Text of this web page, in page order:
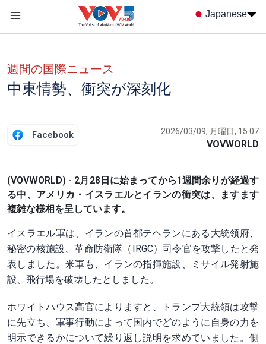
Japanese
週間の国際ニュース
中東情勢、衝突が深刻化
Facebook 2026/03/09, 月曜日, 15:07
VOVWORLD
(VOVWORLD) - 2月28日に始まってから1週間余りが経過す
る中、アメリカ・イスラエルとイランの衝突は、ますます
複雑な様相を呈しています。
イスラエル軍は、イランの首都テヘランにある大統領府、
秘密の核施設、革命防衛隊（IRGC）司令官を攻撃したと発
表しました。米軍も、イランの指揮施設、ミサイル発射施
設、飛行場を破壊したとしました。
ホワイトハウス高官によりますと、トランプ大統領は攻撃
に先立ち、軍事行動によって国内でどのように自身の力を
明示できるかについて繰り返し説明を求めていました。側